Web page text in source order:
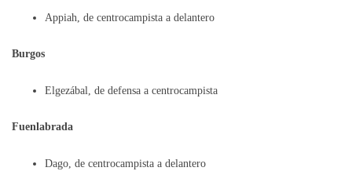
Appiah, de centrocampista a delantero
Burgos
Elgezábal, de defensa a centrocampista
Fuenlabrada
Dago, de centrocampista a delantero